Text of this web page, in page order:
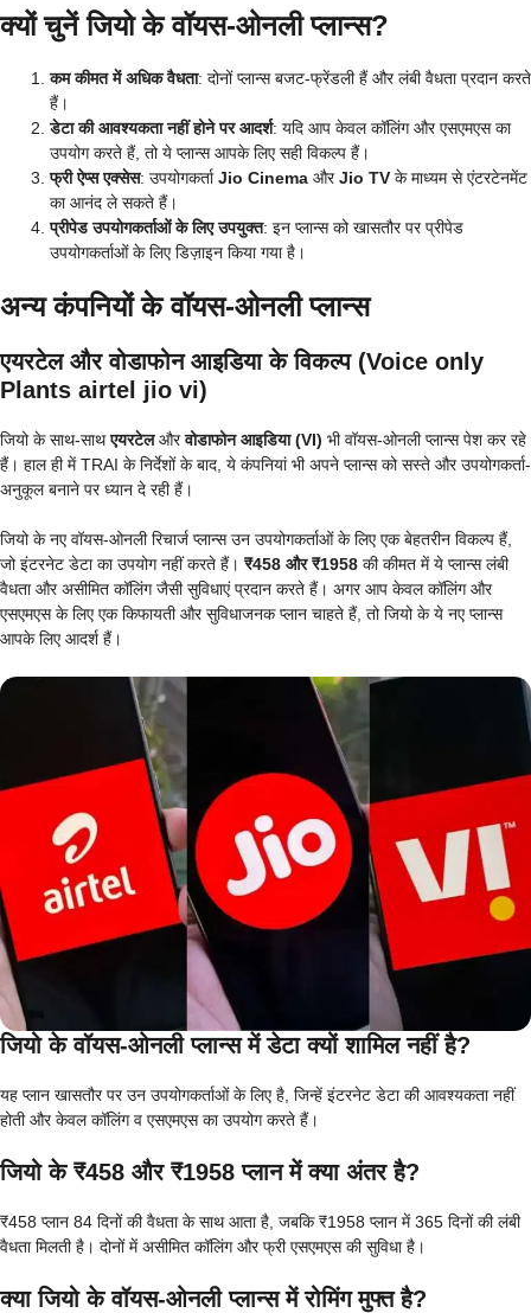
क्यों चुनें जियो के वॉयस-ओनली प्लान्स?
कम कीमत में अधिक वैधता: दोनों प्लान्स बजट-फ्रेंडली हैं और लंबी वैधता प्रदान करते
हैं।
डेटा की आवश्यकता नहीं होने पर आदर्श: यदि आप केवल कॉलिंग और एसएमएस का
उपयोग करते हैं, तो ये प्लान्स आपके लिए सही विकल्प हैं।
फ्री ऐप्स एक्सेस: उपयोगकर्ताJio Cinema औरJio TV के माध्यम से एंटरटेनमेंट
का आनंद ले सकते हैं।
प्रीपेड उपयोगकर्ताओं के लिए उपयुक्त: इन प्लान्स को खासतौर पर प्रीपेड
उपयोगकर्ताओं के लिए डिज़ाइन किया गया है।
अन्य कंपनियों के वॉयस-ओनली प्लान्स
एयरटेल और वोडाफोन आइडिया के विकल्प(Voice only
Plants airtel jio vi)
जियो के साथ-साथएयरटेलऔरवोडाफोन आइडिया (VI) भी वॉयस-ओनली प्लान्स पेश कर रहे
हैं। हाल ही में TRAI के निर्देशों के बाद, ये कंपनियां भी अपने प्लान्स को सस्ते और उपयोगकर्ता-
अनुकूल बनाने पर ध्यान दे रही हैं।
जियो के नए वॉयस-ओनली रिचार्ज प्लान्स उन उपयोगकर्ताओं के लिए एक बेहतरीन विकल्प हैं,
जो इंटरनेट डेटा का उपयोग नहीं करते हैं। ₹458 और ₹1958 की कीमत में ये प्लान्स लंबी
वैधता और असीमित कॉलिंग जैसी सुविधाएं प्रदान करते हैं। अगर आप केवल कॉलिंग और
एसएमएस के लिए एक किफायती और सुविधाजनक प्लान चाहते हैं, तो जियो के ये नए प्लान्स
आपके लिए आदर्श हैं।
जियो के वॉयस-ओनली प्लान्स में डेटा क्यों शामिल नहीं है?
यह प्लान खासतौर पर उन उपयोगकर्ताओं के लिए है, जिन्हें इंटरनेट डेटा की आवश्यकता नहीं
होती और केवल कॉलिंग व एसएमएस का उपयोग करते हैं।
जियो के ₹458 और ₹1958 प्लान में क्या अंतर है?
₹458 प्लान 84 दिनों की वैधता के साथ आता है, जबकि ₹1958 प्लान में 365 दिनों की लंबी
वैधता मिलती है। दोनों में असीमित कॉलिंग और फ्री एसएमएस की सुविधा है।
क्या जियो के वॉयस-ओनली प्लान्स में रोमिंग मुफ्त है?